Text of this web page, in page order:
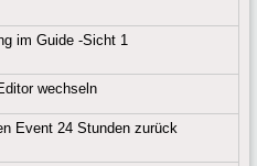
im Guide -Sicht 1
wechseln
Event 24 Stunden zurück